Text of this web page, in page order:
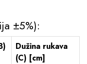
±5%):
Dužina rukava
(C) [cm]